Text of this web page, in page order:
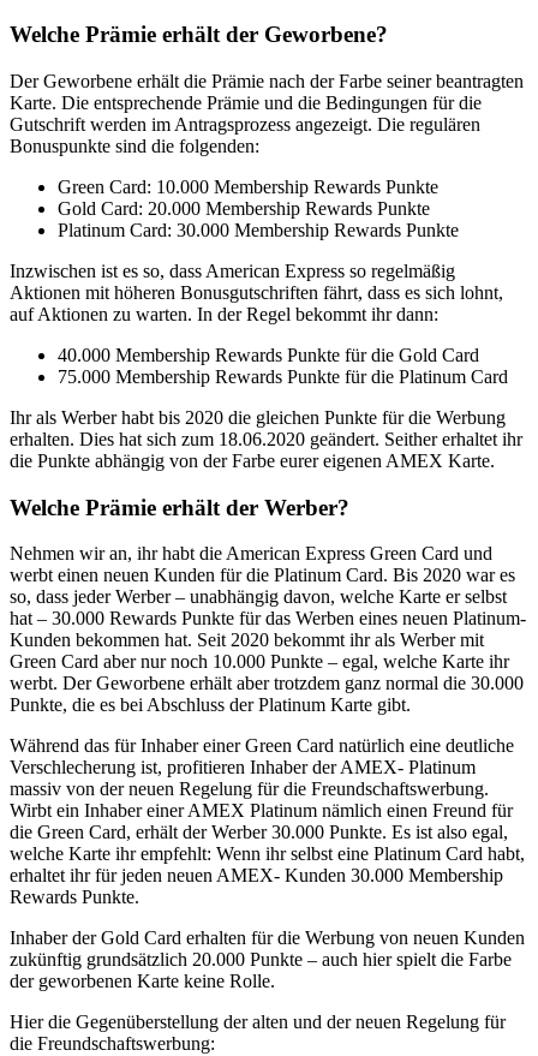
Welche Prämie erhält der Geworbene?
Der Geworbene erhält die Prämie nach der Farbe seiner beantragten
Karte. Die entsprechende Prämie und die Bedingungen für die
Gutschrift werden im Antragsprozess angezeigt. Die regulären
Bonuspunkte sind die folgenden:
Green Card: 10.000 Membership Rewards Punkte
Gold Card: 20.000 Membership Rewards Punkte
Platinum Card: 30.000 Membership Rewards Punkte
Inzwischen ist es so, dass American Express so regelmäßig
Aktionen mit höheren Bonusgutschriften fährt, dass es sich lohnt,
auf Aktionen zu warten. In der Regel bekommt ihr dann:
40.000 Membership Rewards Punkte für die Gold Card
75.000 Membership Rewards Punkte für die Platinum Card
Ihr als Werber habt bis 2020 die gleichen Punkte für die Werbung
erhalten. Dies hat sich zum 18.06.2020 geändert. Seither erhaltet ihr
die Punkte abhängig von der Farbe eurer eigenen AMEX Karte.
Welche Prämie erhält der Werber?
Nehmen wir an, ihr habt die American Express Green Card und
werbt einen neuen Kunden für die Platinum Card. Bis 2020 war es
so, dass jeder Werber – unabhängig davon, welche Karte er selbst
hat – 30.000 Rewards Punkte für das Werben eines neuen Platinum-
Kunden bekommen hat. Seit 2020 bekommt ihr als Werber mit
Green Card aber nur noch 10.000 Punkte – egal, welche Karte ihr
werbt. Der Geworbene erhält aber trotzdem ganz normal die 30.000
Punkte, die es bei Abschluss der Platinum Karte gibt.
Während das für Inhaber einer Green Card natürlich eine deutliche
Verschlecherung ist, profitieren Inhaber der AMEX- Platinum
massiv von der neuen Regelung für die Freundschaftswerbung.
Wirbt ein Inhaber einer AMEX Platinum nämlich einen Freund für
die Green Card, erhält der Werber 30.000 Punkte. Es ist also egal,
welche Karte ihr empfehlt: Wenn ihr selbst eine Platinum Card habt,
erhaltet ihr für jeden neuen AMEX- Kunden 30.000 Membership
Rewards Punkte.
Inhaber der Gold Card erhalten für die Werbung von neuen Kunden
zukünftig grundsätzlich 20.000 Punkte – auch hier spielt die Farbe
der geworbenen Karte keine Rolle.
Hier die Gegenüberstellung der alten und der neuen Regelung für
die Freundschaftswerbung: